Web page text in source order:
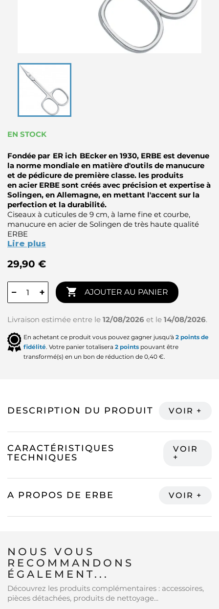
EN STOCK
Fondée par ER ich BEcker en 1930, ERBE est devenue
la norme mondiale en matière d'outils de manucure
et de pédicure de première classe. les produits
en acier ERBE sont créés avec précision et expertise à
Solingen, en Allemagne, en mettant l'accent sur la
perfection et la durabilité.
Ciseaux à cuticules de 9 cm, à lame fine et courbe,
manucure en acier de Solingen de très haute qualité
ERBE
Lire plus
29,90 €
− +  AJOUTER AU PANIER
Livraison estimée entre le 12/08/2026 et le 14/08/2026.
En achetant ce produit vous pouvez gagner jusqu'à 2 points de
fidélité. Votre panier totalisera 2 points pouvant être
transformé(s) en un bon de réduction de 0,40 €.
DESCRIPTION DU PRODUIT
CARACTÉRISTIQUES
TECHNIQUES
A PROPOS DE ERBE
NOUS VOUS
RECOMMANDONS
ÉGALEMENT...
Découvrez les produits complémentaires : accessoires,
pièces détachées, produits de nettoyage...